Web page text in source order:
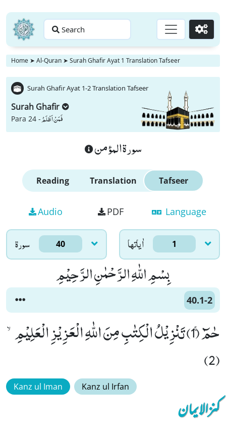
Search Go
Home ➤ Al-Quran ➤ Surah Ghafir Ayat 1 Translation Tafseer
Surah Ghafir Ayat 1-2 Translation Tafseer
Surah Ghafir
Para 24 -فَمَنْ اَظْلَمُ
سورة المؤمن
Reading Translation Tafseer
Audio PDF Language
سورۃ 40 اٰياتها 1
بِسْمِ اللّٰهِ الرَّحْمٰنِ الرَّحِیْمِ
40.1-2
حٰمٓۚ (1) تَنْزِیْلُ الْكِتٰبِ مِنَ اللّٰهِ الْعَزِیْزِ الْعَلِیْمِۙ
(2)
Kanz ul Iman Kanz ul Irfan
کنزالایمان